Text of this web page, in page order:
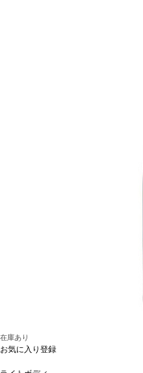
庫があり価格が同様の場合は自
オ
ィーノ 60%、ソーヴィニヨン
庫があり価格が同様の場合は自
在庫あり
お気に入り登録